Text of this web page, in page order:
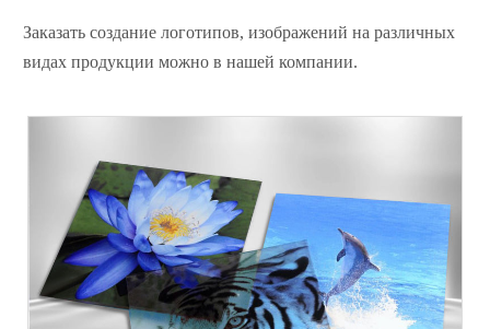
Заказать создание логотипов, изображений на различных
видах продукции можно в нашей компании.